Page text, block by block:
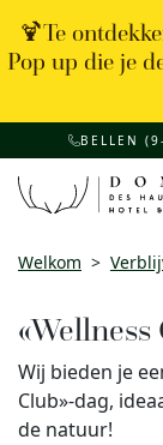
🍹Te
Pop up die je
BELLEN
Welkom >
«Wellness
Wij bieden je
Club»-dag,
de natuur!